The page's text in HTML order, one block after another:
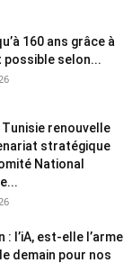
160 ans grâce à
possible selon...
renouvelle
stratégique
National
: l’iA, est-elle l’arme
demain pour nos